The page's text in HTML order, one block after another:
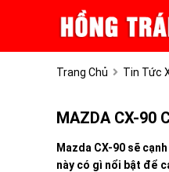
Trang Chủ Tin Tức
MAZDA CX-90
Mazda CX-90 sẽ
này có gì nổi bật để